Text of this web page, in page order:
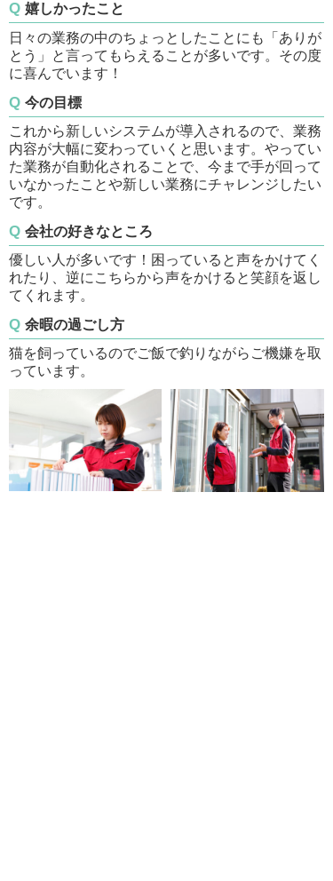
嬉しかったこと
日々の業務の中のちょっとしたことにも「ありが
とう」と言ってもらえることが多いです。その度
に喜んでいます！
今の目標
これから新しいシステムが導入されるので、業務
内容が大幅に変わっていくと思います。やってい
た業務が自動化されることで、今まで手が回って
いなかったことや新しい業務にチャレンジしたい
です。
会社の好きなところ
優しい人が多いです！困っていると声をかけてく
れたり、逆にこちらから声をかけると笑顔を返し
てくれます。
余暇の過ごし方
猫を飼っているのでご飯で釣りながらご機嫌を取
っています。